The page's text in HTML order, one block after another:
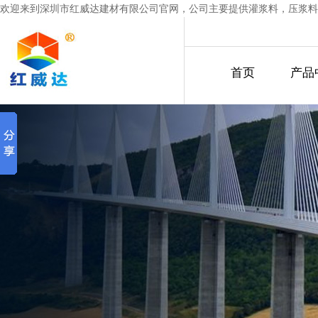
欢迎来到深圳市红威达建材有限公司官网，公司主要提供灌浆料，压浆
首页 产品